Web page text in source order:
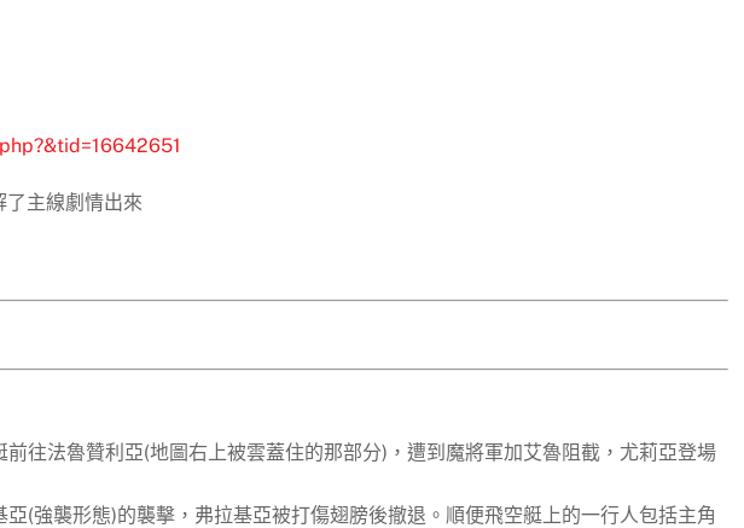
主線劇情出來
往法魯贊利亞(地圖右上被雲蓋住的那部分)，遭到魔將軍加艾魯阻截，尤莉亞登場
(強襲形態)的襲擊，弗拉基亞被打傷翅膀後撤退。順便飛空艇上的一行人包括主角